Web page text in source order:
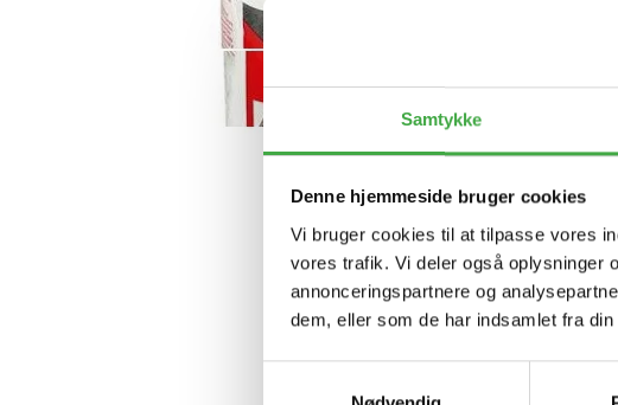
Samtykke
Denne hjemmeside bruger cookies
Vi bruger cookies til at tilpasse vores
vores trafik. Vi deler også oplysninger
annonceringspartnere og
dem, eller som de har indsamlet fra